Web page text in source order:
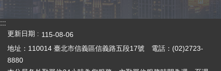
:::
更新日期
115-08-06
地址：110014 臺北市信義區信義路五段17號 電話：(02)2723-
8880